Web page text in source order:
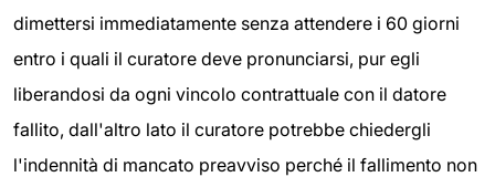
dimettersi immediatamente senza attendere i 60 giorni
entro i quali il curatore deve pronunciarsi, pur egli
liberandosi da ogni vincolo contrattuale con il datore
fallito, dall'altro lato il curatore potrebbe chiedergli
l'indennità di mancato preavviso perché il fallimento non